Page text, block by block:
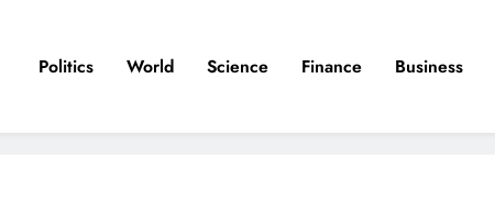
Politics World Science Finance Business